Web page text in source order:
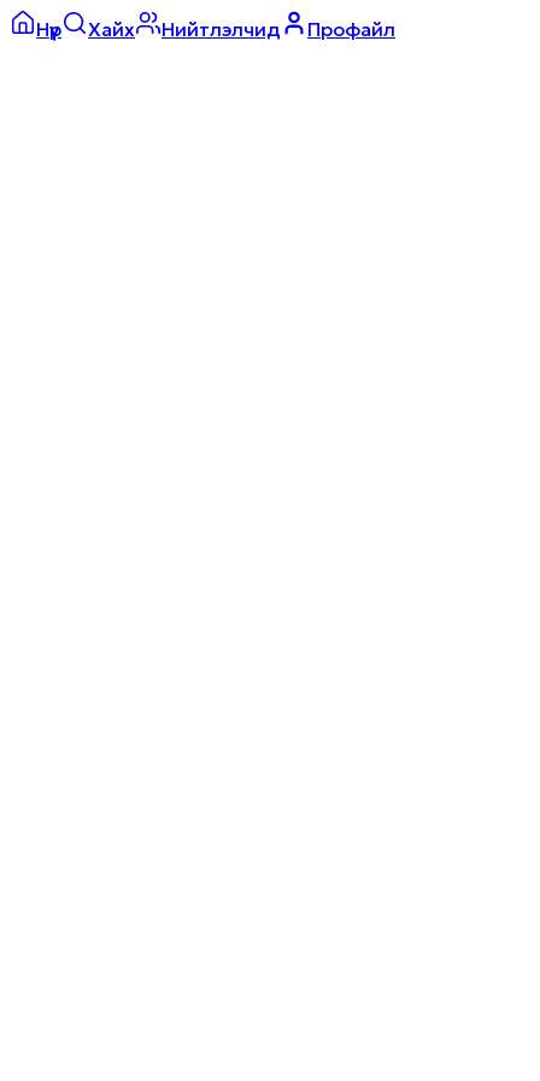
Нүүр Хайх Нийтлэлчид Профайл